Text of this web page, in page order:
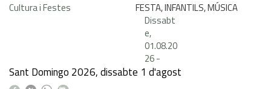
Cultura i Festes
FESTA, INFANTILS, MÚSICA
Dissabt
e,
01.08.20
26-
Sant Domingo 2026, dissabte 1 d'agost